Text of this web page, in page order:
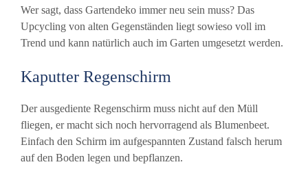
Wer sagt, dass Gartendeko immer neu sein muss? Das
Upcycling von alten Gegenständen liegt sowieso voll im
Trend und kann natürlich auch im Garten umgesetzt werden.
Kaputter Regenschirm
Der ausgediente Regenschirm muss nicht auf den Müll
fliegen, er macht sich noch hervorragend als Blumenbeet.
Einfach den Schirm im aufgespannten Zustand falsch herum
auf den Boden legen und bepflanzen.